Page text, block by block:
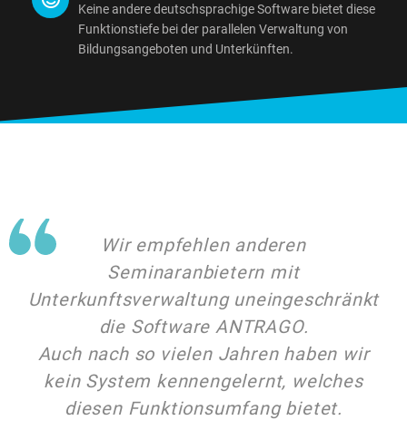
Keine andere deutschsprachige Software bietet diese
Funktionstiefe bei der parallelen Verwaltung von
Bildungsangeboten und Unterkünften.
Wir empfehlen anderen
Seminaranbietern mit
Unterkunftsverwaltung uneingeschränkt
die Software ANTRAGO.
Auch nach so vielen Jahren haben wir
kein System kennengelernt, welches
diesen Funktionsumfang bietet.